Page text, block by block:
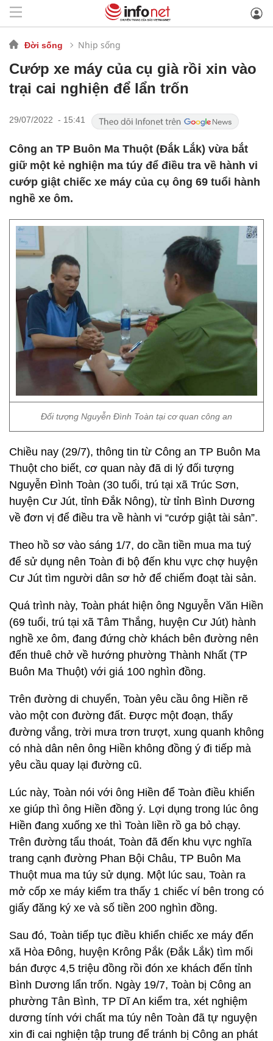
Đời sống Nhịp sống
Cướp xe máy của cụ già rồi xin vào
trại cai nghiện để lẩn trốn
29/07/2022 - 15:41
Công an TP Buôn Ma Thuột (Đắk Lắk) vừa bắt
giữ một kẻ nghiện ma túy để điều tra về hành vi
cướp giật chiếc xe máy của cụ ông 69 tuổi hành
nghề xe ôm.
Đối tượng Nguyễn Đình Toàn tại cơ quan công an
Chiều nay (29/7), thông tin từ Công an TP Buôn Ma
Thuột cho biết, cơ quan này đã di lý đối tượng
Nguyễn Đình Toàn (30 tuổi, trú tại xã Trúc Sơn,
huyện Cư Jút, tỉnh Đắk Nông), từ tỉnh Bình Dương
về đơn vị để điều tra về hành vi “cướp giật tài sản”.
Theo hồ sơ vào sáng 1/7, do cần tiền mua ma tuý
để sử dụng nên Toàn đi bộ đến khu vực chợ huyện
Cư Jút tìm người dân sơ hở để chiếm đoạt tài sản.
Quá trình này, Toàn phát hiện ông Nguyễn Văn Hiền
(69 tuổi, trú tại xã Tâm Thắng, huyện Cư Jút) hành
nghề xe ôm, đang đứng chờ khách bên đường nên
đến thuê chở về hướng phường Thành Nhất (TP
Buôn Ma Thuột) với giá 100 nghìn đồng.
Trên đường di chuyển, Toàn yêu cầu ông Hiền rẽ
vào một con đường đất. Được một đoạn, thấy
đường vắng, trời mưa trơn trượt, xung quanh không
có nhà dân nên ông Hiền không đồng ý đi tiếp mà
yêu cầu quay lại đường cũ.
Lúc này, Toàn nói với ông Hiền để Toàn điều khiển
xe giúp thì ông Hiền đồng ý. Lợi dụng trong lúc ông
Hiền đang xuống xe thì Toàn liền rồ ga bỏ chạy.
Trên đường tẩu thoát, Toàn đã đến khu vực nghĩa
trang cạnh đường Phan Bội Châu, TP Buôn Ma
Thuột mua ma túy sử dụng. Một lúc sau, Toàn ra
mở cốp xe máy kiểm tra thấy 1 chiếc ví bên trong có
giấy đăng ký xe và số tiền 200 nghìn đồng.
Sau đó, Toàn tiếp tục điều khiển chiếc xe máy đến
xã Hòa Đông, huyện Krông Pắk (Đắk Lắk) tìm mối
bán được 4,5 triệu đồng rồi đón xe khách đến tỉnh
Bình Dương lẩn trốn. Ngày 19/7, Toàn bị Công an
phường Tân Bình, TP Dĩ An kiểm tra, xét nghiệm
dương tính với chất ma túy nên Toàn đã tự nguyện
xin đi cai nghiện tập trung để tránh bị Công an phát